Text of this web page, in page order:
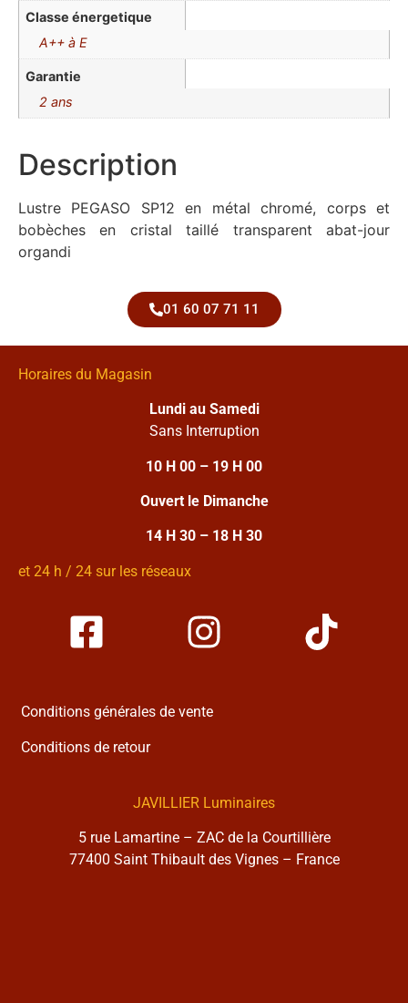
Classe énergetique
A++ à E
Garantie
2 ans
Description
Lustre PEGASO SP12 en métal chromé, corps et
bobèches en cristal taillé transparent abat-jour
organdi
01 60 07 71 11
Horaires du Magasin
Lundi au Samedi
Sans Interruption
10 H 00 – 19 H 00
Ouvert le Dimanche
14 H 30 – 18 H 30
et 24 h / 24 sur les réseaux
Conditions générales de vente
Conditions de retour
JAVILLIER Luminaires
5 rue Lamartine – ZAC de la Courtillière
77400 Saint Thibault des Vignes – France